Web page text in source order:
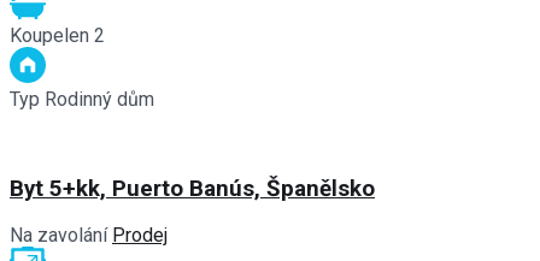
Koupelen 2
Typ Rodinný dům
Byt 5+kk, Puerto Banús, Španělsko
Na zavolání Prodej